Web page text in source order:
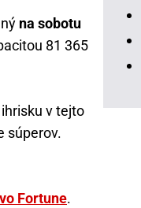
na sobotu
81 365
v tejto
súperov.
Fortune.